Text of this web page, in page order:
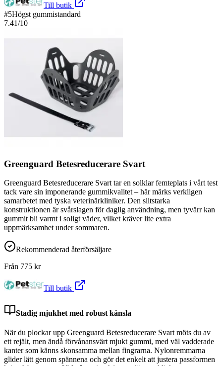
Till butik
#5Högst gummistandard
7.41/10
Greenguard Betesreducerare Svart
Greenguard Betesreducerare Svart tar en solklar femteplats i vårt test
tack vare sin imponerande gummikvalitet – här märks verkligen
samarbetet med tyska veterinärkliniker. Den slitstarka
konstruktionen är svårslagen för daglig användning, men tyvärr kan
gummit bli varmt i soligt väder, vilket kräver lite extra
uppmärksamhet under sommaren.
Rekommenderad återförsäljare
Från 775 kr
Till butik
Stadig mjukhet med robust känsla
När du plockar upp Greenguard Betesreducerare Svart möts du av
ett rejält, men ändå förvånansvärt mjukt gummi, med väl vadderade
kanter som känns skonsamma mellan fingrarna. Nylonremmarna
glider lätt genom spännena och gör det enkelt att justera passformen